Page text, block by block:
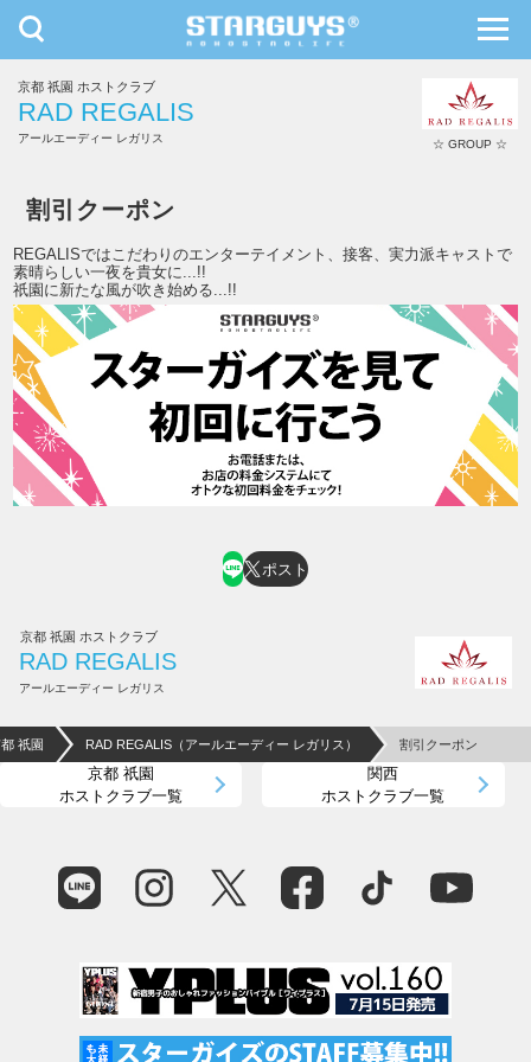
九州・沖縄 北海道・東北
toggle
navigation
京都 祇園 ホストクラブ
RAD REGALIS
アールエーディー レガリス ☆ GROUP ☆
割引クーポン
REGALISではこだわりのエンターテイメント、接客、実力派キャストで
素晴らしい一夜を貴女に...!!
祇園に新たな風が吹き始める...!!
ポスト
京都 祇園 ホストクラブ
RAD REGALIS
アールエーディー レガリス
祇園 RAD REGALIS（アールエーディー レガリス） 割引クーポン
京都 祇園
ホストクラブ一覧
関西
ホストクラブ一覧